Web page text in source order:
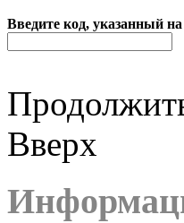
Введите код, указанный
Вверх